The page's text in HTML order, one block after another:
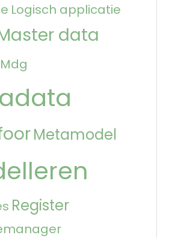
Logisch applicatie
data
Mdg
Metamodel
Register